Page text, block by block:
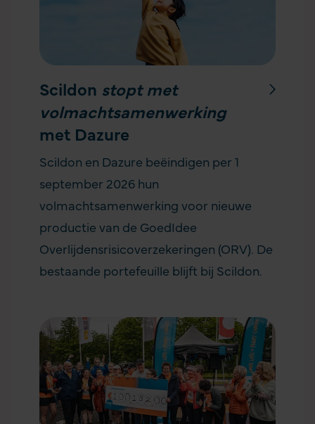
Scildon stopt met
volmachtsamenwerking
met Dazure
Scildon en Dazure beëindigen per 1
september 2026 hun
volmachtsamenwerking voor nieuwe
productie van de GoedIdee
Overlijdensrisicoverzekeringen (ORV). De
bestaande portefeuille blijft bij Scildon.